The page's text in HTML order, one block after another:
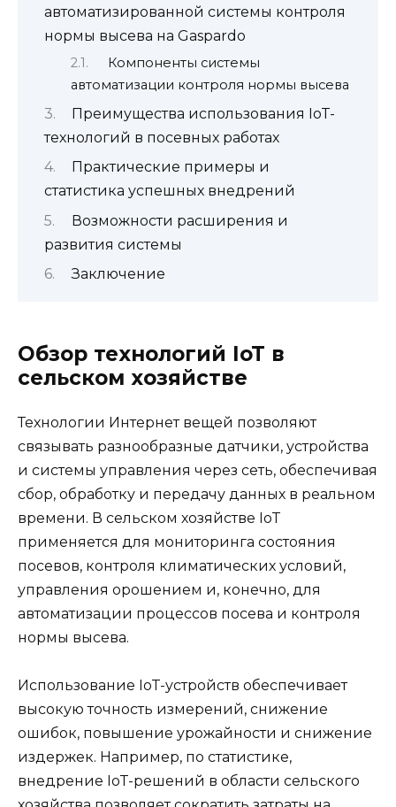
автоматизированной системы контроля
нормы высева на Gaspardo
Компоненты системы
автоматизации контроля нормы высева
Преимущества использования IoT-
технологий в посевных работах
Практические примеры и
статистика успешных внедрений
Возможности расширения и
развития системы
Заключение
Обзор технологий IoT в
сельском хозяйстве
Технологии Интернет вещей позволяют
связывать разнообразные датчики, устройства
и системы управления через сеть, обеспечивая
сбор, обработку и передачу данных в реальном
времени. В сельском хозяйстве IoT
применяется для мониторинга состояния
посевов, контроля климатических условий,
управления орошением и, конечно, для
автоматизации процессов посева и контроля
нормы высева.
Использование IoT-устройств обеспечивает
высокую точность измерений, снижение
ошибок, повышение урожайности и снижение
издержек. Например, по статистике,
внедрение IoT-решений в области сельского